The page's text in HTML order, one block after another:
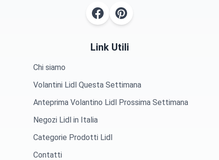
Link Utili
Chi siamo
Volantini Lidl Questa Settimana
Anteprima Volantino Lidl Prossima Settimana
Negozi Lidl in Italia
Categorie Prodotti Lidl
Contatti